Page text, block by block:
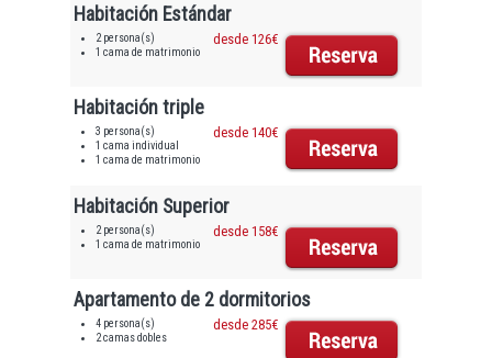
Habitación Estándar
2 persona(s)
1 cama de matrimonio
desde 126€
Habitación triple
3 persona(s)
1 cama individual
1 cama de matrimonio
desde 140€
Habitación Superior
2 persona(s)
1 cama de matrimonio
desde 158€
Apartamento de 2 dormitorios
4 persona(s)
2 camas dobles
desde 285€